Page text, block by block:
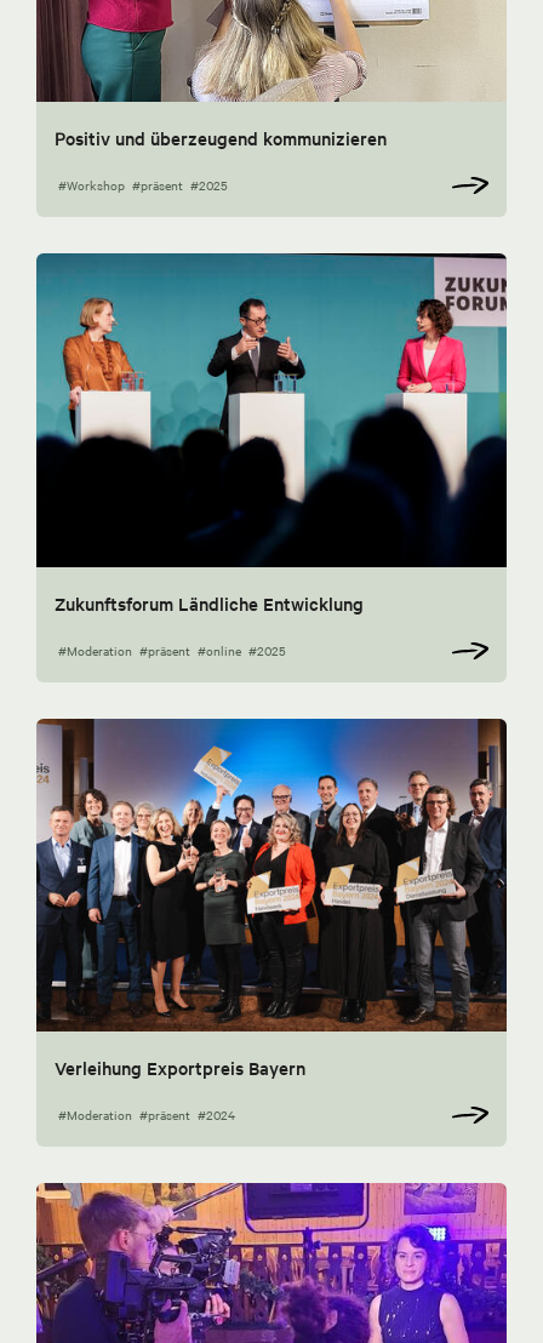
Positiv und überzeugend kommunizieren
#Workshop #präsent #2025
Zukunftsforum Ländliche Entwicklung
#Moderation #präsent #online #2025
Verleihung Exportpreis Bayern
#Moderation #präsent #2024